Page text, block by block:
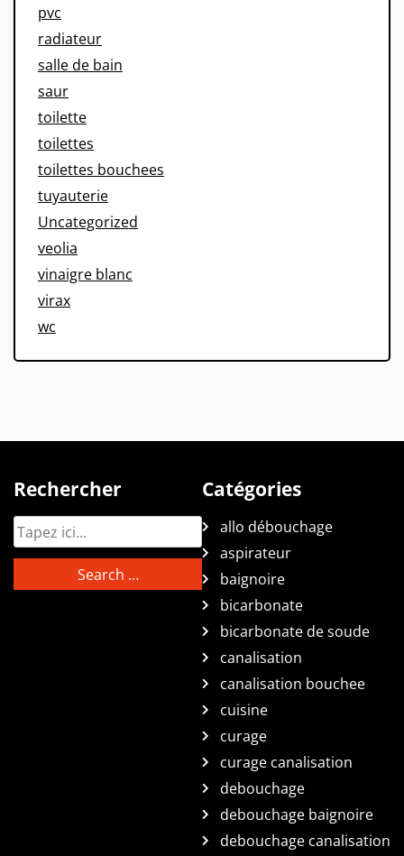
pvc
radiateur
salle de bain
saur
toilette
toilettes
toilettes bouchees
tuyauterie
Uncategorized
veolia
vinaigre blanc
virax
wc
Rechercher Catégories
allo débouchage
aspirateur
baignoire
bicarbonate
bicarbonate de soude
canalisation
canalisation bouchee
cuisine
curage
curage canalisation
debouchage
debouchage baignoire
debouchage canalisation